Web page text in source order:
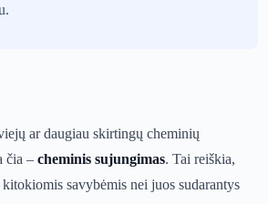
ar daugiau skirtingų cheminių
čia – cheminis sujungimas. Tai reiškia,
savybėmis nei juos sudarantys